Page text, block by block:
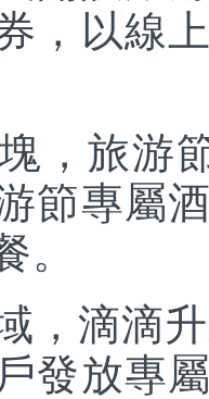
，以線
旅游節
節專屬
。
滴滴升
發放專